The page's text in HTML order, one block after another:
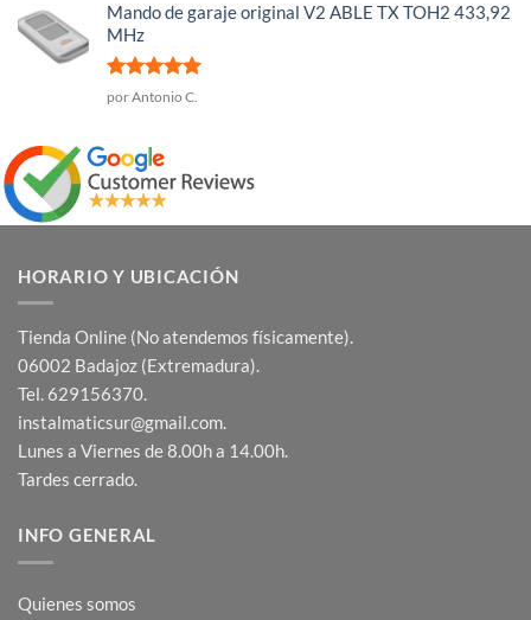
Mando de garaje original V2 ABLE TX TOH2 433,92
MHz
Valorado
por Antonio C.
HORARIO Y UBICACIÓN
Tienda Online (No atendemos físicamente).
06002 Badajoz (Extremadura).
Tel. 629156370.
instalmaticsur@gmail.com.
Lunes a Viernes de 8.00h a 14.00h.
Tardes cerrado.
INFO GENERAL
Quienes somos